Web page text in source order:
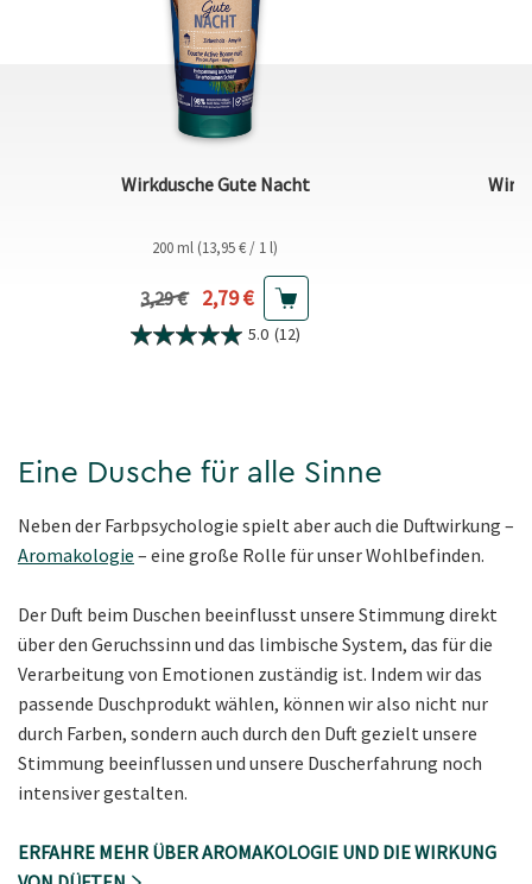
Wirkdusche Gute Nacht
200 ml (13,95 € / 1 l)
Vorheriger Preis
3,29 € Aktueller Preis
2,79 €
5.0 (12)
Eine Dusche für alle Sinne
Neben der Farbpsychologie spielt aber auch die Duftwirkung –
Aromakologie – eine große Rolle für unser Wohlbefinden.
Der Duft beim Duschen beeinflusst unsere Stimmung direkt
über den Geruchssinn und das limbische System, das für die
Verarbeitung von Emotionen zuständig ist. Indem wir das
passende Duschprodukt wählen, können wir also nicht nur
durch Farben, sondern auch durch den Duft gezielt unsere
Stimmung beeinflussen und unsere Duscherfahrung noch
intensiver gestalten.
ERFAHRE MEHR ÜBER AROMAKOLOGIE UND DIE WIRKUNG